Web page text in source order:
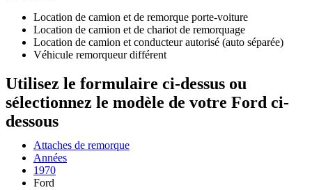
Location de camion et de remorque porte-voiture
Location de camion et de chariot de remorquage
Location de camion et conducteur autorisé (auto séparée)
Véhicule remorqueur différent
Utilisez le formulaire ci-dessus ou
sélectionnez le modèle de votre Ford ci-
dessous
Attaches de remorque
Années
1970
Ford